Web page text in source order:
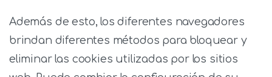
Además de esto, los diferentes navegadores
brindan diferentes métodos para bloquear y
eliminar las cookies utilizadas por los sitios